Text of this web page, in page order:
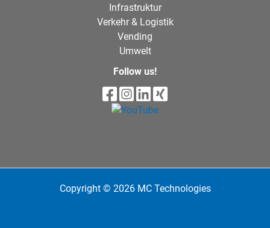
Infrastruktur
Verkehr & Logistik
Vending
Umwelt
Follow us!
Copyright © 2026 MC Technologies